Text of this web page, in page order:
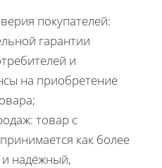
покупателей:
гарантии
и
на приобретение
товар с
как более
надёжный,